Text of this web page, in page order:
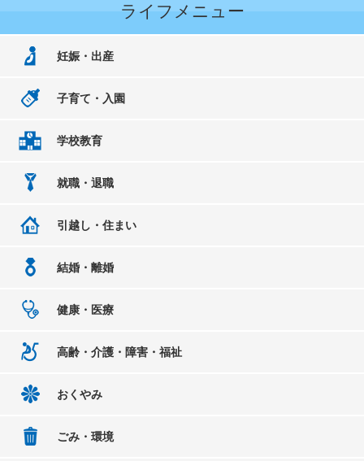
ライフメニュー
妊娠・出産
子育て・入園
学校教育
就職・退職
引越し・住まい
結婚・離婚
健康・医療
高齢・介護・障害・福祉
おくやみ
ごみ・環境